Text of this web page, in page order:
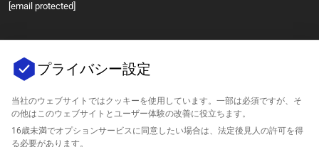
[email protected]
会社
プライバシー設定
当社のウェブサイトではクッキーを使用しています。一部は必須ですが、そ
の他はこのウェブサイトとユーザー体験の改善に役立ちます。
16歳未満でオプションサービスに同意したい場合は、法定後見人の許可を得
る必要があります。